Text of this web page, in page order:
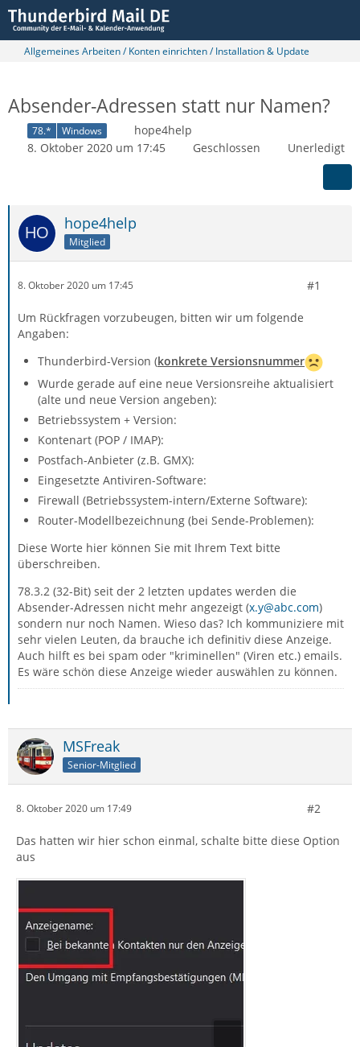
Allgemeines Arbeiten / Konten einrichten / Installation & Update
Absender-Adressen statt nur Namen?
78.* Windows
hope4help
8. Oktober 2020 um 17:45
Geschlossen Unerledigt
hope4help
Mitglied
8. Oktober 2020 um 17:45 #1
Um Rückfragen vorzubeugen, bitten wir um folgende
Angaben:
Thunderbird-Version (konkrete Versionsnummer
Wurde gerade auf eine neue Versionsreihe aktualisiert
(alte und neue Version angeben):
Betriebssystem + Version:
Kontenart (POP / IMAP):
Postfach-Anbieter (z.B. GMX):
Eingesetzte Antiviren-Software:
Firewall (Betriebssystem-intern/Externe Software):
Router-Modellbezeichnung (bei Sende-Problemen):
Diese Worte hier können Sie mit Ihrem Text bitte
überschreiben.
78.3.2 (32-Bit) seit der 2 letzten updates werden die
Absender-Adressen nicht mehr angezeigt (x.y@abc.com)
sondern nur noch Namen. Wieso das? Ich kommuniziere mit
sehr vielen Leuten, da brauche ich definitiv diese Anzeige.
Auch hilft es bei spam oder "kriminellen" (Viren etc.) emails.
Es wäre schön diese Anzeige wieder auswählen zu können.
MSFreak
Senior-Mitglied
8. Oktober 2020 um 17:49 #2
Das hatten wir hier schon einmal, schalte bitte diese Option
aus